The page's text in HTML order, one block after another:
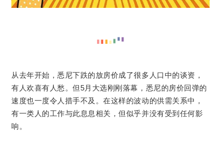
从去年开始，悉尼下跌的放房价成了很多人口中的谈资，
有人欢喜有人愁。但5月大选刚刚落幕，悉尼的房价回弹的
速度也一度令人措手不及。在这样的波动的供需关系中，
有一类人的工作与此息息相关，但似乎并没有受到任何影
响。